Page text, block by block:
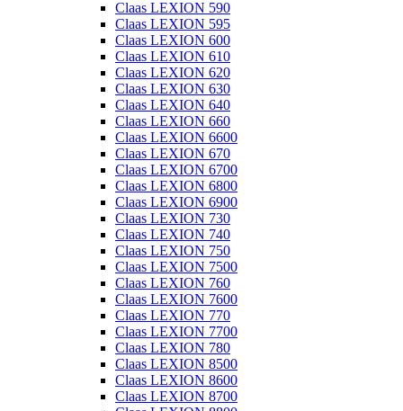
Claas LEXION 590
Claas LEXION 595
Claas LEXION 600
Claas LEXION 610
Claas LEXION 620
Claas LEXION 630
Claas LEXION 640
Claas LEXION 660
Claas LEXION 6600
Claas LEXION 670
Claas LEXION 6700
Claas LEXION 6800
Claas LEXION 6900
Claas LEXION 730
Claas LEXION 740
Claas LEXION 750
Claas LEXION 7500
Claas LEXION 760
Claas LEXION 7600
Claas LEXION 770
Claas LEXION 7700
Claas LEXION 780
Claas LEXION 8500
Claas LEXION 8600
Claas LEXION 8700